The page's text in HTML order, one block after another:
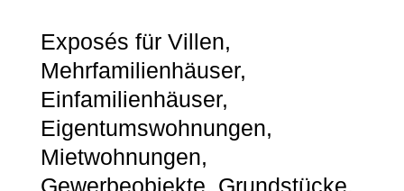
Exposés für Villen,
Mehrfamilienhäuser,
Einfamilienhäuser,
Eigentumswohnungen,
Mietwohnungen,
Gewerbeobjekte, Grundstücke,